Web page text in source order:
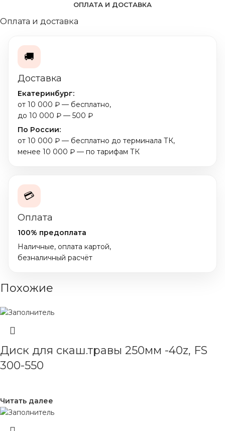
ОПЛАТА И ДОСТАВКА
Оплата и доставка
🚚
Доставка
Екатеринбург:
от 10 000 ₽ — бесплатно,
до 10 000 ₽ — 500 ₽
По России:
от 10 000 ₽ — бесплатно до терминала ТК,
менее 10 000 ₽ — по тарифам ТК
💳
Оплата
100% предоплата
Наличные, оплата картой,
безналичный расчёт
Похожие
Диск для скаш.травы 250мм -40z, FS
300-550
Читать далее